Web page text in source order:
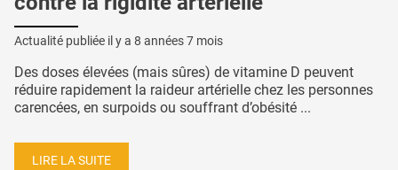
Actualité publiée il y a 8 années 7 mois
Des doses élevées (mais sûres) de vitamine D peuvent
réduire rapidement la raideur artérielle chez les personnes
carencées, en surpoids ou souffrant d’obésité ...
LIRE LA SUITE